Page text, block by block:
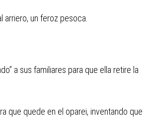
arriero, un feroz pesoca.
a sus familiares para que ella retire la
que quede en el oparei, inventando que